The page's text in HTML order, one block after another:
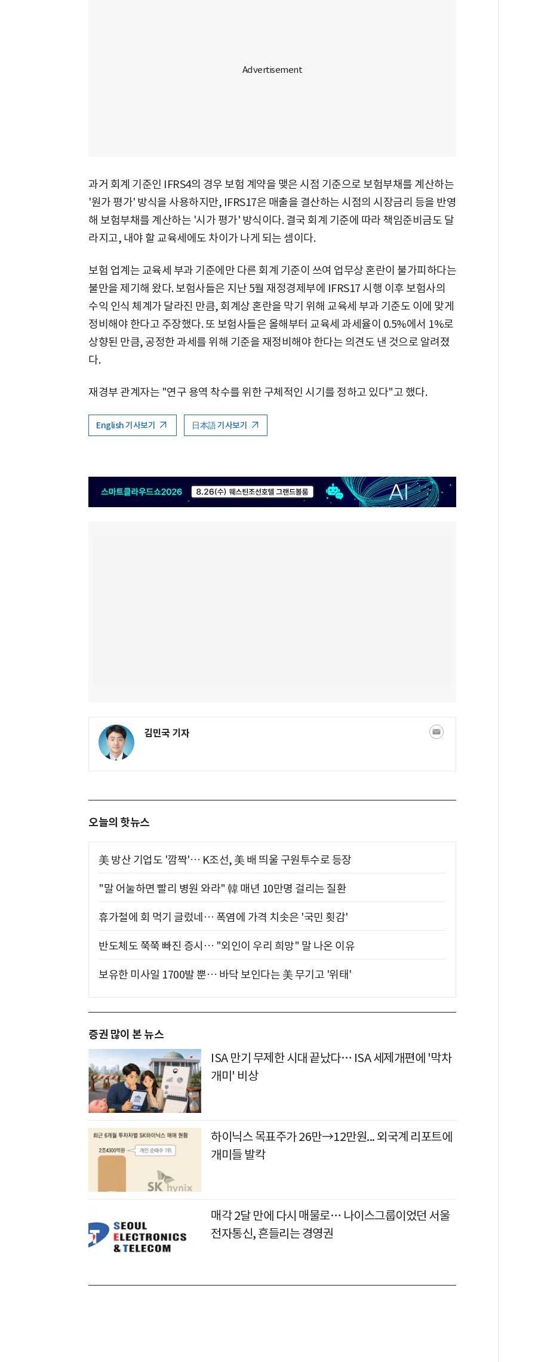
과거 회계 기준인 IFRS4의 경우 보험 계약을 맺은 시점 기준으로 보험부채를 계산하는
'원가 평가' 방식을 사용하지만, IFRS17은 매출을 결산하는 시점의 시장금리 등을 반영
해 보험부채를 계산하는 '시가 평가' 방식이다. 결국 회계 기준에 따라 책임준비금도 달
라지고, 내야 할 교육세에도 차이가 나게 되는 셈이다.
보험 업계는 교육세 부과 기준에만 다른 회계 기준이 쓰여 업무상 혼란이 불가피하다는
불만을 제기해 왔다. 보험사들은 지난 5월 재정경제부에 IFRS17 시행 이후 보험사의
수익 인식 체계가 달라진 만큼, 회계상 혼란을 막기 위해 교육세 부과 기준도 이에 맞게
정비해야 한다고 주장했다. 또 보험사들은 올해부터 교육세 과세율이 0.5%에서 1%로
상향된 만큼, 공정한 과세를 위해 기준을 재정비해야 한다는 의견도 낸 것으로 알려졌
다.
재경부 관계자는 "연구 용역 착수를 위한 구체적인 시기를 정하고 있다"고 했다.
English 기사보기 日本語 기사보기
김민국 기자
오늘의 핫뉴스
美 방산 기업도 '깜짝'… K조선, 美 배 띄울 구원투수로 등장
"말 어눌하면 빨리 병원 와라" 韓 매년 10만명 걸리는 질환
휴가철에 회 먹기 글렀네… 폭염에 가격 치솟은 '국민 횟감'
반도체도 쭉쭉 빠진 증시… "외인이 우리 희망" 말 나온 이유
보유한 미사일 1700발 뿐… 바닥 보인다는 美 무기고 '위태'
증권 많이 본 뉴스
ISA 만기 무제한 시대 끝났다… ISA 세제개편에 '막차
개미' 비상
하이닉스 목표주가 26만→12만원... 외국계 리포트에
개미들 발칵
매각 2달 만에 다시 매물로… 나이스그룹이었던 서울
전자통신, 흔들리는 경영권